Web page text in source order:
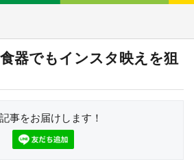
器でもインスタ映えを狙
事をお届けします！